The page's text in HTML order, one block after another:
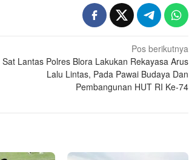
Pos berikutnya
Sat Lantas Polres Blora Lakukan Rekayasa Arus
Lalu Lintas, Pada Pawai Budaya Dan
Pembangunan HUT RI Ke-74